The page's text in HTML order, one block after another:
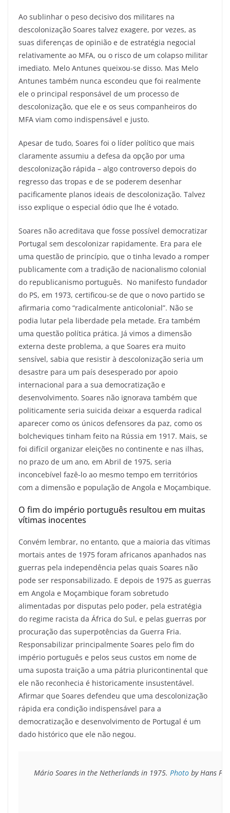
Ao sublinhar o peso decisivo dos militares na
descolonização Soares talvez exagere, por vezes, as
suas diferenças de opinião e de estratégia negocial
relativamente ao MFA, ou o risco de um colapso militar
imediato. Melo Antunes queixou-se disso. Mas Melo
Antunes também nunca escondeu que foi realmente
ele o principal responsável de um processo de
descolonização, que ele e os seus companheiros do
MFA viam como indispensável e justo.
Apesar de tudo, Soares foi o líder político que mais
claramente assumiu a defesa da opção por uma
descolonização rápida – algo controverso depois do
regresso das tropas e de se poderem desenhar
pacificamente planos ideais de descolonização. Talvez
isso explique o especial ódio que lhe é votado.
Soares não acreditava que fosse possível democratizar
Portugal sem descolonizar rapidamente. Era para ele
uma questão de princípio, que o tinha levado a romper
publicamente com a tradição de nacionalismo colonial
do republicanismo português. No manifesto fundador
do PS, em 1973, certificou-se de que o novo partido se
afirmaria como “radicalmente anticolonial”. Não se
podia lutar pela liberdade pela metade. Era também
uma questão política prática. Já vimos a dimensão
externa deste problema, a que Soares era muito
sensível, sabia que resistir à descolonização seria um
desastre para um país desesperado por apoio
internacional para a sua democratização e
desenvolvimento. Soares não ignorava também que
politicamente seria suicida deixar a esquerda radical
aparecer como os únicos defensores da paz, como os
bolcheviques tinham feito na Rússia em 1917. Mais, se
foi difícil organizar eleições no continente e nas ilhas,
no prazo de um ano, em Abril de 1975, seria
inconcebível fazê-lo ao mesmo tempo em territórios
com a dimensão e população de Angola e Moçambique.
O fim do império português resultou em muitas
vítimas inocentes
Convém lembrar, no entanto, que a maioria das vítimas
mortais antes de 1975 foram africanos apanhados nas
guerras pela independência pelas quais Soares não
pode ser responsabilizado. E depois de 1975 as guerras
em Angola e Moçambique foram sobretudo
alimentadas por disputas pelo poder, pela estratégia
do regime racista da África do Sul, e pelas guerras por
procuração das superpotências da Guerra Fria.
Responsabilizar principalmente Soares pelo fim do
império português e pelos seus custos em nome de
uma suposta traição a uma pátria pluricontinental que
ele não reconhecia é historicamente insustentável.
Afirmar que Soares defendeu que uma descolonização
rápida era condição indispensável para a
democratização e desenvolvimento de Portugal é um
dado histórico que ele não negou.
Mário Soares in the Netherlands in 1975. Photo by Hans